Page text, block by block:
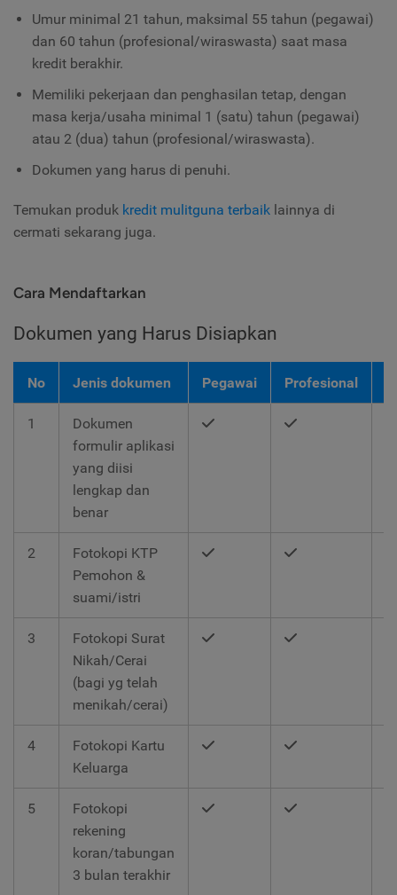
Umur minimal 21 tahun, maksimal 55 tahun (pegawai)
dan 60 tahun (profesional/wiraswasta) saat masa
kredit berakhir.
Memiliki pekerjaan dan penghasilan tetap, dengan
masa kerja/usaha minimal 1 (satu) tahun (pegawai)
atau 2 (dua) tahun (profesional/wiraswasta).
Dokumen yang harus di penuhi.
Temukan produk kredit mulitguna terbaik lainnya di
cermati sekarang juga.
Cara Mendaftarkan
Dokumen yang Harus Disiapkan
No Jenis dokumen Pegawai Profesional
1
Dokumen
formulir aplikasi
yang diisi
lengkap dan
benar
2
Fotokopi KTP
Pemohon &
suami/istri
3
Fotokopi Surat
Nikah/Cerai
(bagi yg telah
menikah/cerai)
4
Fotokopi Kartu
Keluarga
5
Fotokopi
rekening
koran/tabungan
3 bulan terakhir